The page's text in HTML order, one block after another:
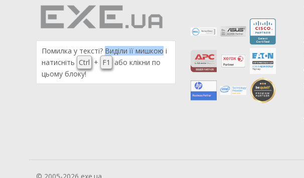
Помилка у тексті? Виділи її мишкою і
натисніть Ctrl + F1
або клікни по
цьому блоку!